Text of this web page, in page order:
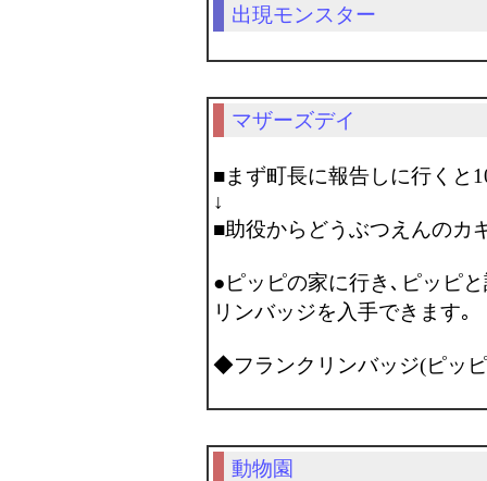
出現モンスター
マザーズデイ
■まず町長に報告しに行くと
↓
■助役からどうぶつえんのカ
●ピッピの家に行き､ピッピ
リンバッジを入手できます｡
◆フランクリンバッジ(ピッ
動物園